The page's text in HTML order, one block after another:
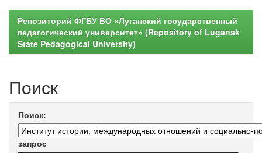
Репозиторий ФГБУ ВО «Луганский государственный
педагогический университет» (Repository of Lugansk
State Pedagogical University)
Поиск
Поиск:
запрос